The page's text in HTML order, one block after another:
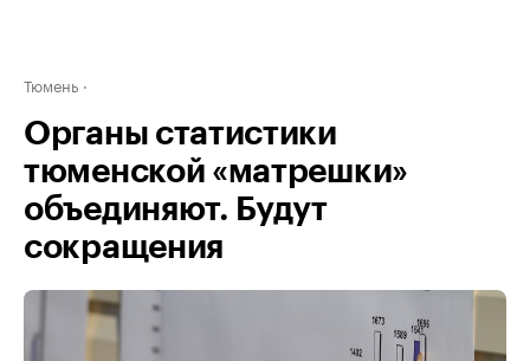
Тюмень
Органы статистики
тюменской «матрешки»
объединяют. Будут
сокращения